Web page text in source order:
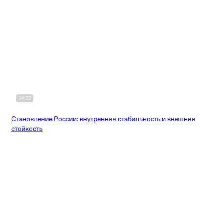
34:22
Становление России: внутренняя стабильность и внешняя
стойкость